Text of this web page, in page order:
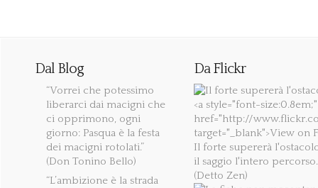
Dal Blog
“Vorrei che potessimo
liberarci dai macigni che
ci opprimono, ogni
giorno: Pasqua è la festa
dei macigni rotolati.”
(Don Tonino Bello)
“L’ambizione è la strada
Da Flickr
Il forte supererà
il saggio l'intero percorso.
(Detto Zen)